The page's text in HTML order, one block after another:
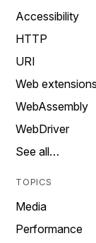
Accessibility
HTTP
URI
Web extensions
WebAssembly
WebDriver
See all…
TOPICS
Media
Performance